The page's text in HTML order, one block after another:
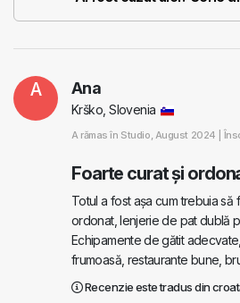
A Ana
Krško, Slovenia
A rămas în Studio, August 2024 |
Foarte curat și
Totul a fost așa cum trebuia să
ordonat, lenjerie de pat dublă
Echipamente de gătit
frumoasă, restaurante bune,
Recenzie este tradus din